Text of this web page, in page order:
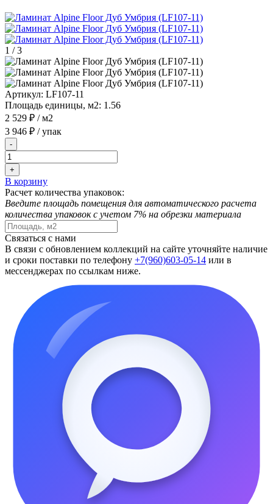
1 /3
Артикул: LF107-11
Площадь единицы, м2: 1.56
2 529 ₽ / м2
3 946 ₽ / упак
-
+
В корзину
Расчет количества упаковок:
Введите площадь помещения для автоматического расчета
количества упаковок с учетом 7% на обрезки материала
Связаться с нами
В связи с обновлением коллекций на сайте уточняйте наличие
и сроки поставки по телефону +7(960)603-05-14 или в
мессенджерах по ссылкам ниже.